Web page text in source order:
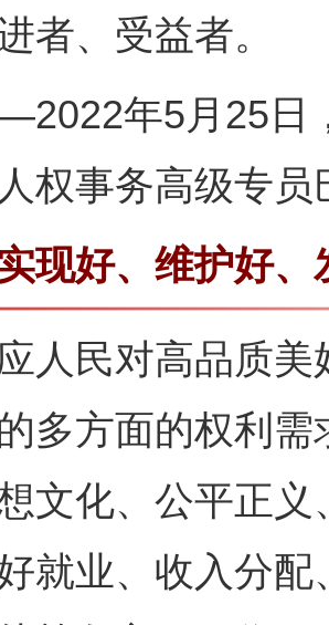
者、受益者。
年5月25日，
权事务高级专
好、维护好、
民对高品质美
多方面的权利
文化、公平正
就业、收入分